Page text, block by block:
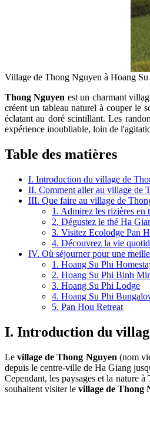
Village de Thong Nguyen à Hoang
Thong Nguyen est un charmant
créent un tableau naturel à couper le
éclatant au doré scintillant. Les
expérience inoubliable, loin de
Table des matières
I. Introduction du village de
II. Comment aller au village de
III. Que faire au village de
1. Admirez les rizières en
2. Dégustez le thé Ha
3. Visitez Ecolodge Pan
4. Découvrez la vie
IV. Où séjourner pour une
1. Hoang Su Phi
2. Hoang Su Phi Binh
3. Hoang Su Phi Lodge
4. Hoang Su Phi
5. Pan Hou Retreat
I. Introduction du
Levillage de Thong Nguyen (nom
depuis le centre-ville de Ha Giang
Cependant, les paysages et la nature à
souhaitent visiter le village de Thong